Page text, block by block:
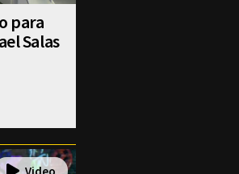
para
Salas